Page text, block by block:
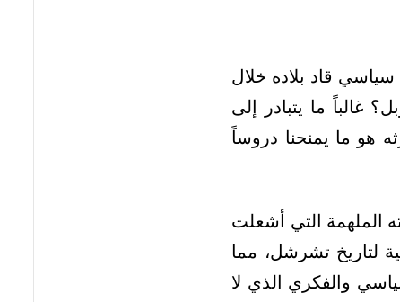
قاد بلاده خلال
غالباً ما يتبادر إلى
ما يمنحنا دروساً
الملهمة التي أشعلت
لتاريخ تشرشل، مما
والفكري الذي لا